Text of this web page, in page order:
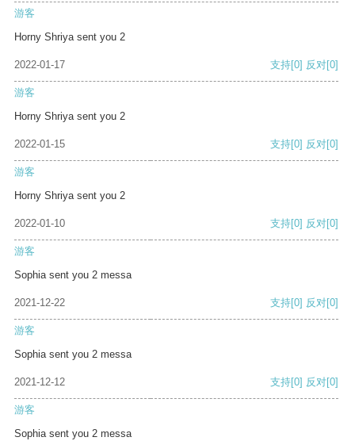
游客
Horny Shriya sent you 2
2022-01-17 支持[0] 反对[0]
游客
Horny Shriya sent you 2
2022-01-15 支持[0] 反对[0]
游客
Horny Shriya sent you 2
2022-01-10 支持[0] 反对[0]
游客
Sophia sent you 2 messa
2021-12-22 支持[0] 反对[0]
游客
Sophia sent you 2 messa
2021-12-12 支持[0] 反对[0]
游客
Sophia sent you 2 messa